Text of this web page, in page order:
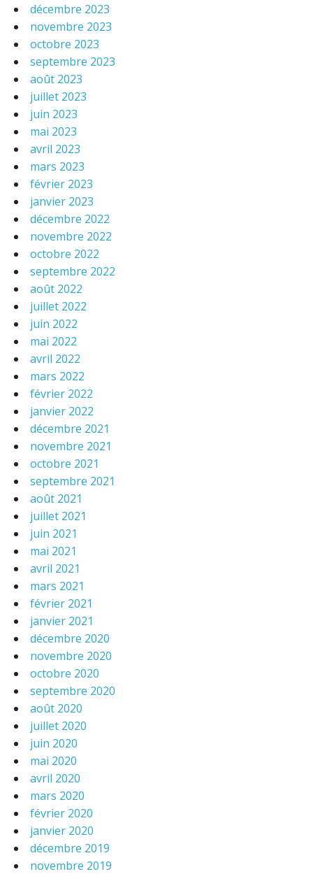
décembre 2023
novembre 2023
octobre 2023
septembre 2023
août 2023
juillet 2023
juin 2023
mai 2023
avril 2023
mars 2023
février 2023
janvier 2023
décembre 2022
novembre 2022
octobre 2022
septembre 2022
août 2022
juillet 2022
juin 2022
mai 2022
avril 2022
mars 2022
février 2022
janvier 2022
décembre 2021
novembre 2021
octobre 2021
septembre 2021
août 2021
juillet 2021
juin 2021
mai 2021
avril 2021
mars 2021
février 2021
janvier 2021
décembre 2020
novembre 2020
octobre 2020
septembre 2020
août 2020
juillet 2020
juin 2020
mai 2020
avril 2020
mars 2020
février 2020
janvier 2020
décembre 2019
novembre 2019